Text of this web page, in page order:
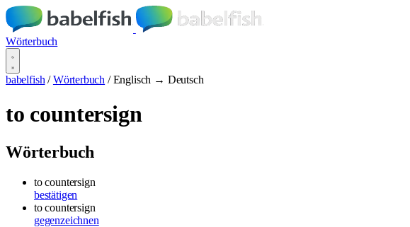
Wörterbuch
babelfish / Wörterbuch / Englisch → Deutsch
to countersign
Wörterbuch
to countersign
bestätigen
to countersign
gegenzeichnen